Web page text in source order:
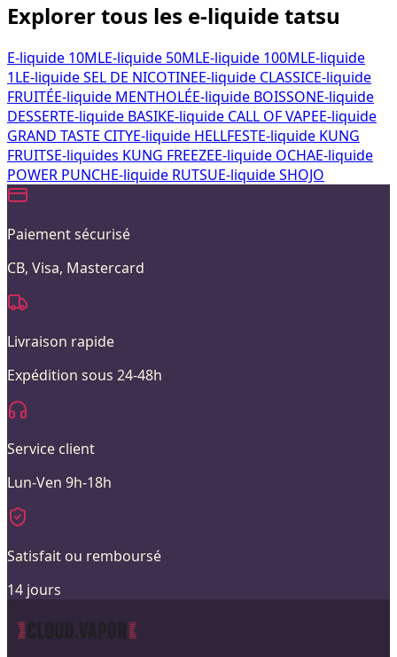
Explorer tous les e-liquide tatsu
E-liquide 10MLE-liquide 50MLE-liquide 100MLE-liquide
1LE-liquide SEL DE NICOTINEE-liquide CLASSICE-liquide
FRUITÉE-liquide MENTHOLÉE-liquide BOISSONE-liquide
DESSERTE-liquide BASIKE-liquide CALL OF VAPEE-liquide
GRAND TASTE CITYE-liquide HELLFESTE-liquide KUNG
FRUITSE-liquides KUNG FREEZEE-liquide OCHAE-liquide
POWER PUNCHE-liquide RUTSUE-liquide SHOJO
Paiement sécurisé
CB, Visa, Mastercard
Livraison rapide
Expédition sous 24-48h
Service client
Lun-Ven 9h-18h
Satisfait ou remboursé
14 jours